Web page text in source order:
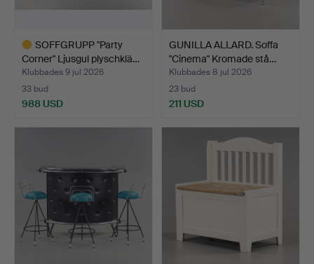
SOFFGRUPP "Party
Corner" Ljusgul plyschklä…
Klubbades 9 jul 2026
33 bud
988 USD
GUNILLA ALLARD. Soffa
"Cinema" Kromade stå…
Klubbades 8 jul 2026
23 bud
211 USD